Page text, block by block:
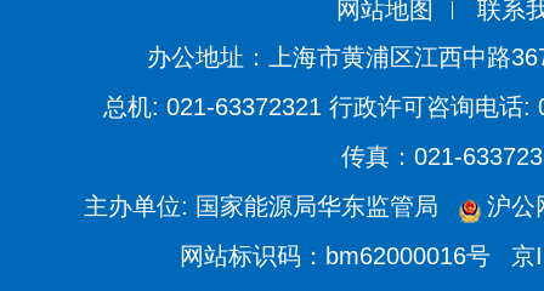
网站地图
联系
办公地址：上海市黄浦区江西中路
总机: 021-63372321 行政许可咨询电话:
传真：021-
主办单位: 国家能源局华东监管局
沪公
网站标识码：bm62000016号
京